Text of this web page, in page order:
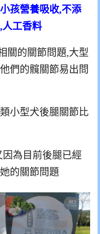
孩營養吸收,不添
人工香料
關的關節問題,大型
們的髖關節易出問
小型犬後腿關節比
為目前後腿已經
的關節問題